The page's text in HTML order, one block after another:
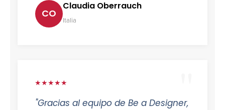
CO
Claudia Oberrauch
Italia
★★★★★
"Gracias al equipo de Be a Designer,